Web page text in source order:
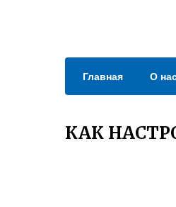
Главная О
КАК